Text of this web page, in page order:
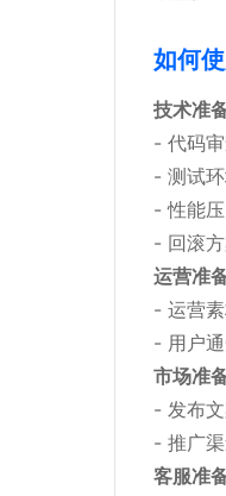
如何
技术准
- 代码
- 测试
- 性能
- 回滚
运营准
- 运营
- 用户
市场准
- 发布
- 推广
客服准